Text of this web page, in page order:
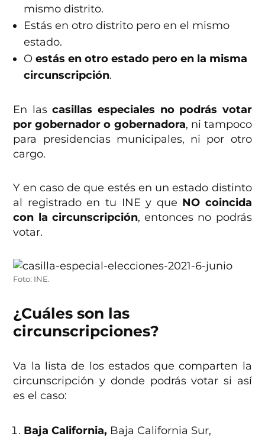
mismo distrito.
Estás en otro distrito pero en el mismo
estado.
Oestás en otro estado pero en la misma
circunscripción.
En lascasillas especiales no podrás votar
por gobernador o gobernadora, ni tampoco
para presidencias municipales, ni por otro
cargo.
Y en caso de que estés en un estado distinto
al registrado en tu INE y que NO coincida
con la circunscripción, entonces no podrás
votar.
Foto: INE.
¿Cuáles son las
circunscripciones?
Va la lista de los estados que comparten la
circunscripción y donde podrás votar si así
es el caso:
Baja California, Baja California Sur,